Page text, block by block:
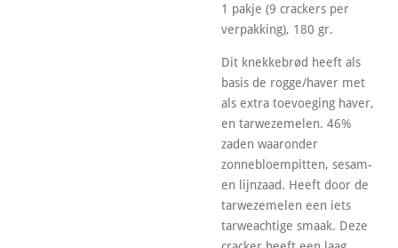
1 pakje (9 crackers per
verpakking), 180 gr.
Dit knekkebrød heeft als
basis de rogge/haver met
als extra toevoeging haver,
en tarwezemelen. 46%
zaden waaronder
zonnebloempitten, sesam-
en lijnzaad. Heeft door de
tarwezemelen een iets
tarweachtige smaak. Deze